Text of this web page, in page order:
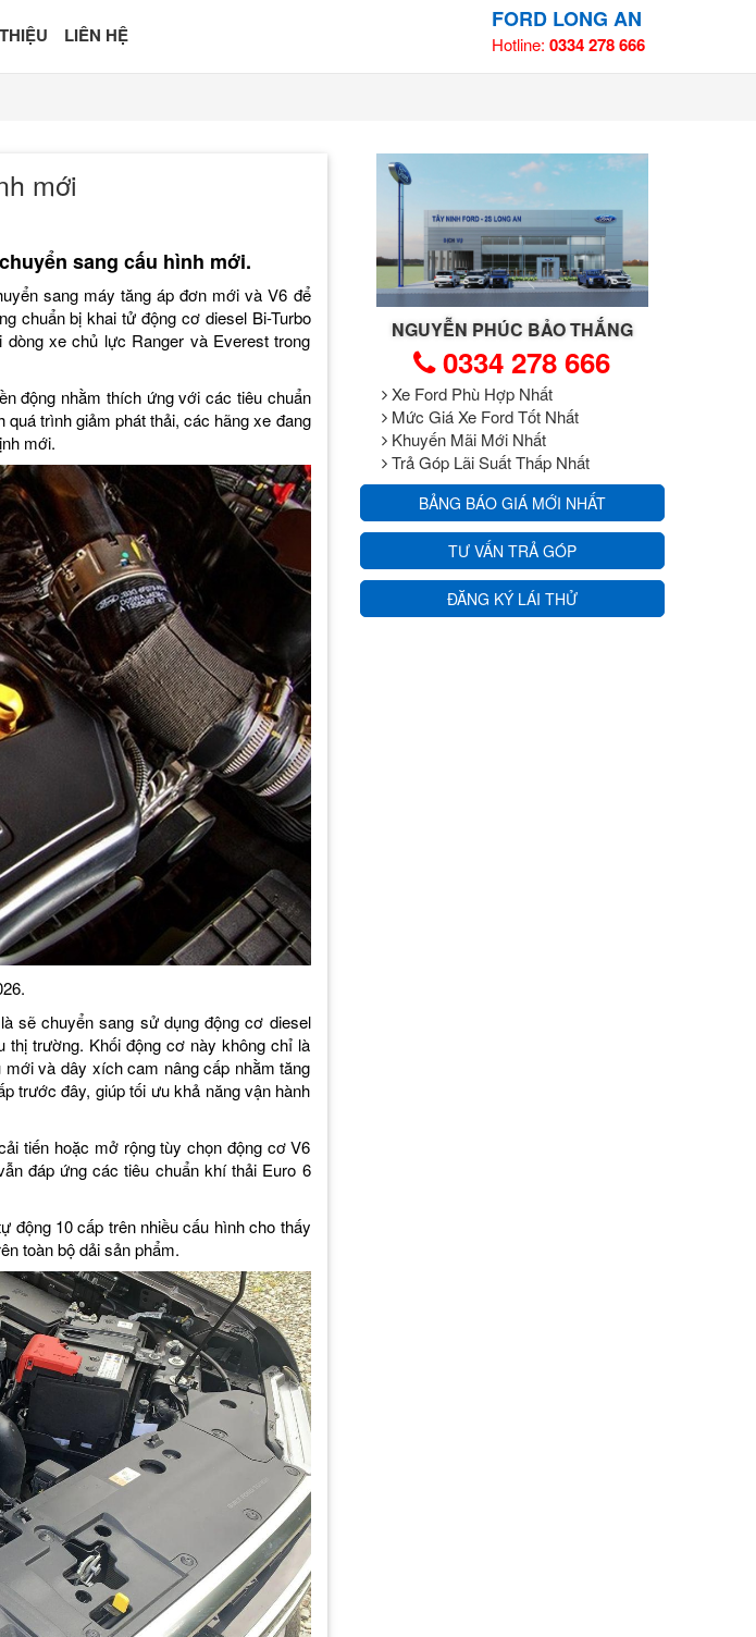
LIÊN HỆ
FORD LONG AN
Hotline: 0334 278 666
mới
sang cấu hình mới.
sang máy tăng áp đơn mới và V6 để
chuẩn bị khai tử động cơ diesel Bi-Turbo
xe chủ lực Ranger và Everest trong
động nhằm thích ứng với các tiêu chuẩn
trình giảm phát thải, các hãng xe đang
mới.
sẽ chuyển sang sử dụng động cơ diesel
thị trường. Khối động cơ này không chỉ là
và dây xích cam nâng cấp nhằm tăng
trước đây, giúp tối ưu khả năng vận hành
tiến hoặc mở rộng tùy chọn động cơ V6
đáp ứng các tiêu chuẩn khí thải Euro 6
động 10 cấp trên nhiều cấu hình cho thấy
toàn bộ dải sản phẩm.
NGUYỄN PHÚC BẢO THẮNG
0334 278 666
Xe Ford Phù Hợp Nhất
Mức Giá Xe Ford Tốt Nhất
Khuyến Mãi Mới Nhất
Trả Góp Lãi Suất Thấp Nhất
BẢNG BÁO GIÁ MỚI NHẤT
TƯ VẤN TRẢ GÓP
ĐĂNG KÝ LÁI THỬ